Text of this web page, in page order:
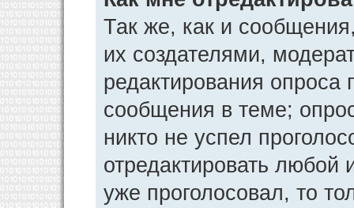
Так же, как и
их создателями,
редактирования опроса
сообщения в теме;
никто не успел
отредактировать любой
уже проголосовал, то